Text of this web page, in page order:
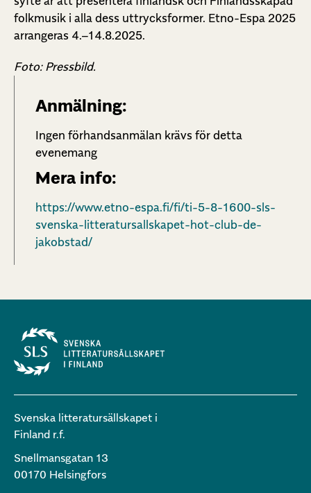
folkmusik i alla dess uttrycksformer. Etno-Espa 2025
arrangeras 4.–14.8.2025.
Foto: Pressbild.
Anmälning:
Ingen förhandsanmälan krävs för detta
evenemang
Mera info:
https://www.etno-espa.fi/fi/ti-5-8-1600-sls-
svenska-litteratursallskapet-hot-club-de-
jakobstad/
Svenska litteratursällskapet i
Finland r.f.
Snellmansgatan 13
00170 Helsingfors